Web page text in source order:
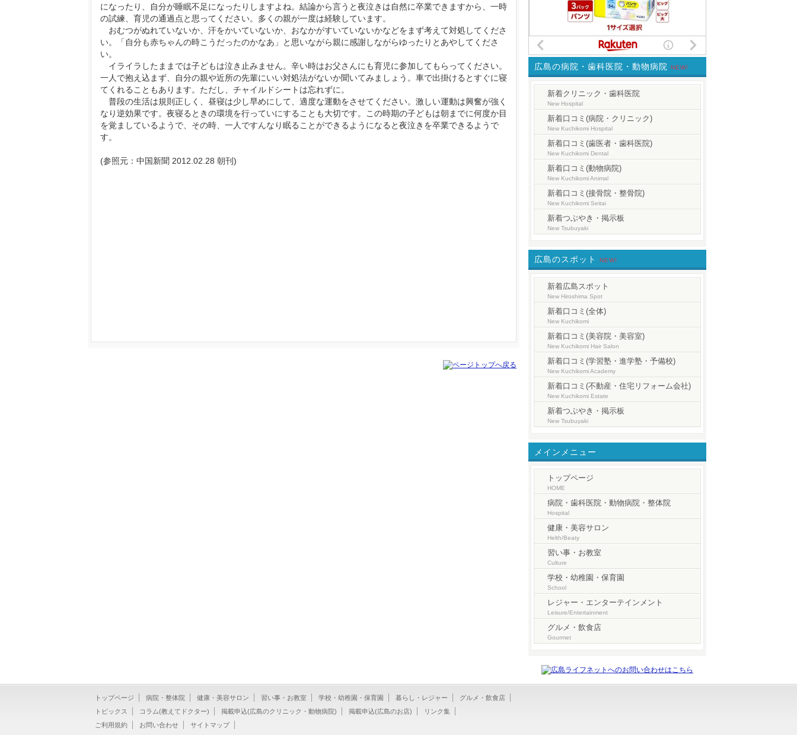
になったり、自分が睡眠不足になったりしますよね。結論から言うと夜泣きは自然に卒業できますから、一時
の試練、育児の通過点と思ってください。多くの親が一度は経験しています。
おむつがぬれていないか、汗をかいていないか、おなかがすいていないかなどをまず考えて対処してくださ
い。「自分も赤ちゃんの時こうだったのかなあ」と思いながら親に感謝しながらゆったりとあやしてくださ
い。
イライラしたままでは子どもは泣き止みません。辛い時はお父さんにも育児に参加してもらってください。
一人で抱え込まず、自分の親や近所の先輩にいい対処法がないか聞いてみましょう。車で出掛けるとすぐに寝
てくれることもあります。ただし、チャイルドシートは忘れずに。
普段の生活は規則正しく、昼寝は少し早めにして、適度な運動をさせてください。激しい運動は興奮が強く
なり逆効果です。夜寝るときの環境を行っていにすることも大切です。この時期の子どもは朝までに何度か目
を覚ましているようで、その時、一人ですんなり眠ることができるようになると夜泣きを卒業できるようで
す。
(参照元：中国新聞 2012.02.28 朝刊)
広島の病院・歯科医院・動物病院 NEW!
新着クリニック・歯科医院
New Hospital
新着口コミ(病院・クリニック)
New Kuchikomi Hospital
新着口コミ(歯医者・歯科医院)
New Kuchikomi Dental
新着口コミ(動物病院)
New Kuchikomi Animal
新着口コミ(接骨院・整骨院)
New Kuchikomi Seitai
新着つぶやき・掲示板
New Tsubuyaki
広島のスポット NEW!
新着広島スポット
New Hiroshima Spot
新着口コミ(全体)
New Kuchikomi
新着口コミ(美容院・美容室)
New Kuchikomi Hair Salon
新着口コミ(学習塾・進学塾・予備校)
New Kuchikomi Academy
新着口コミ(不動産・住宅リフォーム会社)
New Kuchikomi Estate
新着つぶやき・掲示板
New Tsubuyaki
メインメニュー
トップページ
HOME
病院・歯科医院・動物病院・整体院
Hospital
健康・美容サロン
Helth/Beaty
習い事・お教室
Culture
学校・幼稚園・保育園
School
レジャー・エンターテインメント
Leisure/Entertainment
グルメ・飲食店
Gourmet
トップページ 病院・整体院 健康・美容サロン 習い事・お教室 学校・幼稚園・保育園 暮らし・レジャー
グルメ・飲食店
トピックス
コラム(教えてドクター) 掲載申込(広島のクリニック・動物病院) 掲載申込(広島のお店)
リンク集
ご利用規約
お問い合わせ サイトマップ